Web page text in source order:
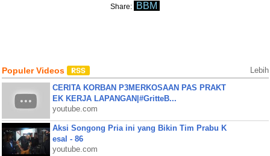
Share: BBM
Populer Videos Lebih
CERITA KORBAN P3MERKOSAAN PAS PRAKT
EK KERJA LAPANGAN|#GritteB...
youtube.com
Aksi Songong Pria ini yang Bikin Tim Prabu K
esal - 86
youtube.com